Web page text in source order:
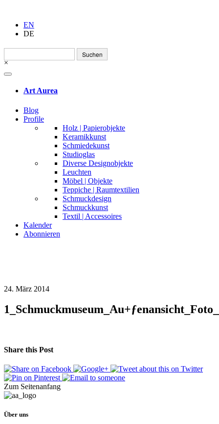
EN
DE
Suchen
nach:
×
Art Aurea
Blog
Profile
Holz | Papierobjekte
Keramikkunst
Schmiedekunst
Studioglas
Diverse Designobjekte
Leuchten
Möbel | Objekte
Teppiche | Raumtextilien
Schmuckdesign
Schmuckkunst
Textil | Accessoires
Kalender
Abonnieren
24. März 2014
Share this Post
Zum Seitenanfang
Über uns